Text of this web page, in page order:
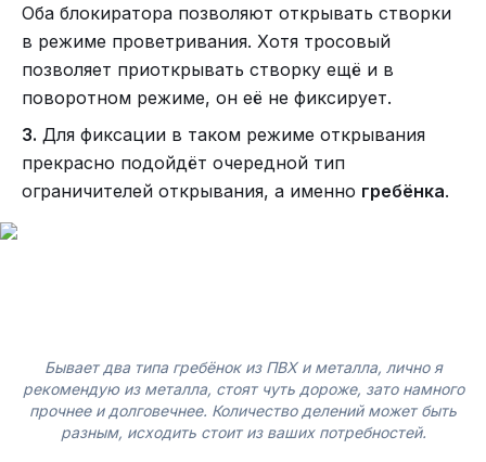
Оба блокиратора позволяют открывать створки
в режиме проветривания. Хотя тросовый
позволяет приоткрывать створку ещё и в
поворотном режиме, он её не фиксирует.
3. Для фиксации в таком режиме открывания
прекрасно подойдёт очередной тип
ограничителей открывания, а именно гребёнка.
Бывает два типа гребёнок из ПВХ и металла, лично я
рекомендую из металла, стоят чуть дороже, зато намного
прочнее и долговечнее. Количество делений может быть
разным, исходить стоит из ваших потребностей.